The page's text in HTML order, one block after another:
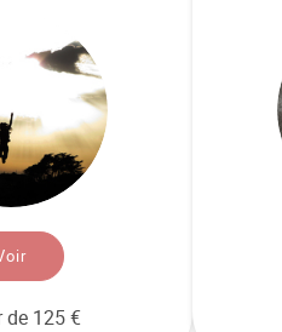
de 125 €